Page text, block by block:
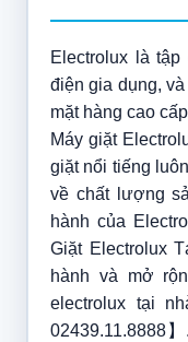
Electrolux là
điện gia dụng,
mặt hàng cao
Máy giặt
giặt nổi tiếng
về chất lượng
hành của
Giặt Electrolux
hành và mở
electrolux tại
02439.11.8888